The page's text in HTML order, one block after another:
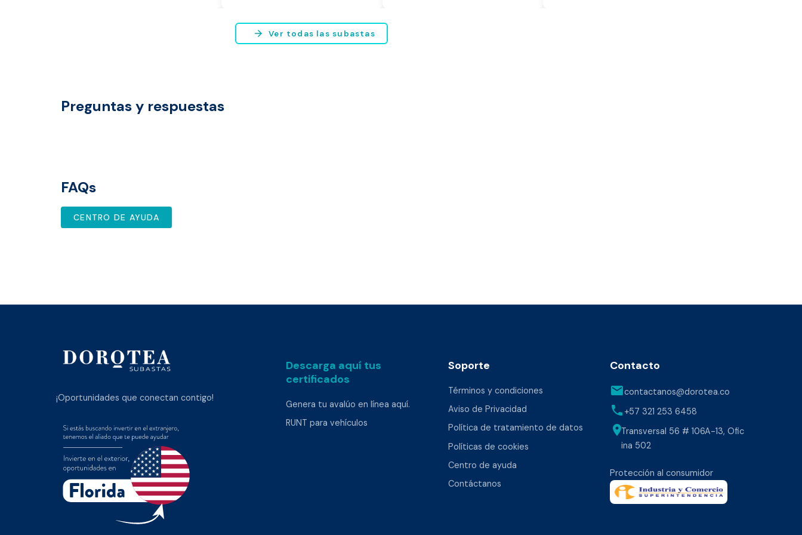
arrow_forward Ver todas las subastas
Preguntas y respuestas
FAQs
CENTRO DE AYUDA
¡Oportunidades que conectan contigo!
Descarga aquí tus
certificados
Genera tu avalúo en línea aquí.
RUNT para vehículos
Soporte
Términos y condiciones
Aviso de Privacidad
Política de tratamiento de datos
Políticas de cookies
Centro de ayuda
Contáctanos
Contacto
emailcontactanos@dorotea.co
phone +57 321 253 6458
location_onTransversal 56 # 106A-13, Ofic
ina 502
Protección al consumidor